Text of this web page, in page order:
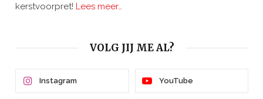
kerstvoorpret! Lees meer…
VOLG JIJ ME AL?
Instagram YouTube